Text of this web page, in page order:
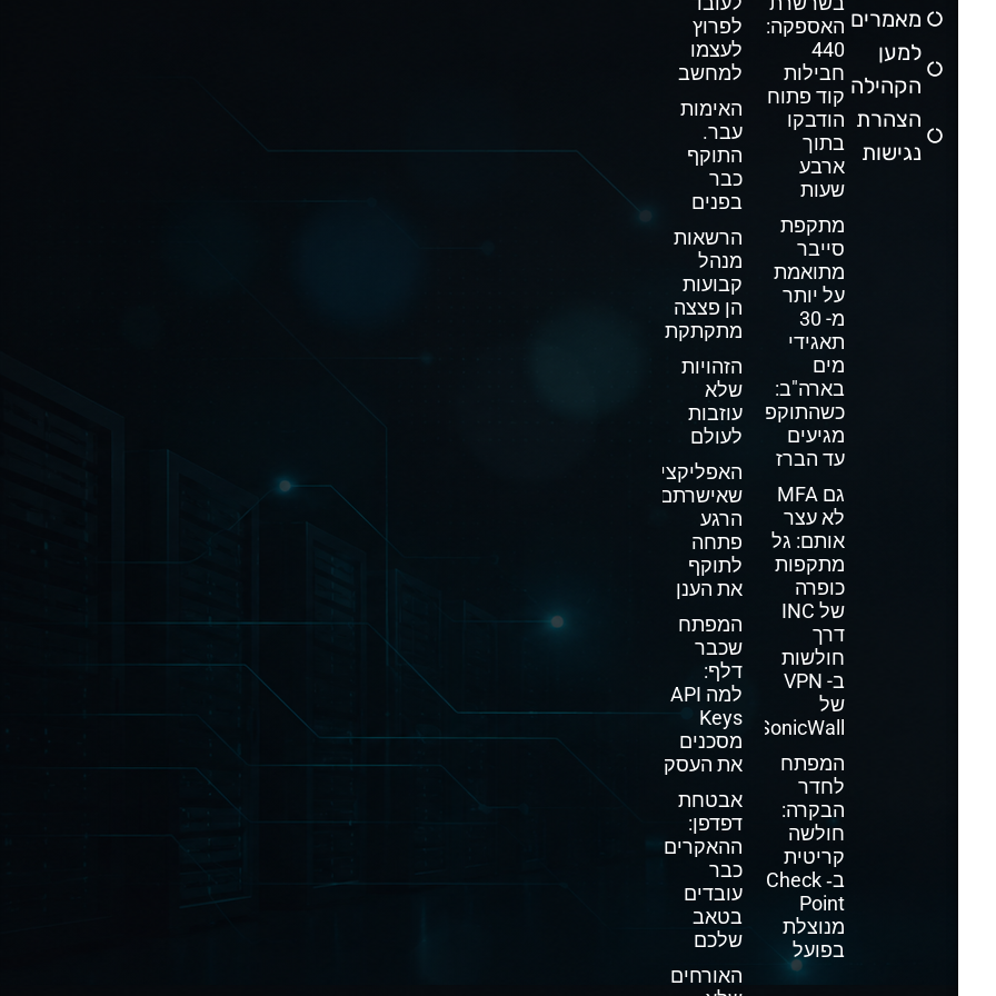
מאמרים
למען
הקהילה
הצהרת
נגישות
האספקה:
440
חבילות
קוד פתוח
הודבקו
בתוך
ארבע
שעות
מתקפת
סייבר
מתואמת
על יותר
מ- 30
תאגידי
מים
בארה"ב:
כשהתוקפים
מגיעים
עד הברז
גם MFA
לא עצר
אותם: גל
מתקפות
כופרה
של INC
דרך
חולשות
ב- VPN
של
SonicWall
המפתח
לחדר
הבקרה:
חולשה
קריטית
ב‑ Check
Point
מנוצלת
בפועל
לפרוץ
לעצמו
למחשב
האימות
עבר.
התוקף
כבר
בפנים
הרשאות
מנהל
קבועות
הן פצצה
מתקתקת
הזהויות
שלא
עוזבות
לעולם
האפליקציה
שאישרתם
הרגע
פתחה
לתוקף
את הענן
המפתח
שכבר
דלף:
למה API
Keys
מסכנים
את העסק
אבטחת
דפדפן:
ההאקרים
כבר
עובדים
בטאב
שלכם
האורחים